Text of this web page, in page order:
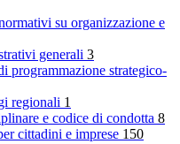
su organizzazione e
generali 3
programmazione strategico-
regionali 1
e codice di condotta 8
cittadini e imprese 150